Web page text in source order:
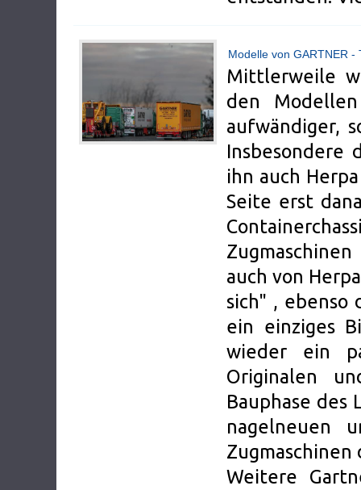
Modelle von GARTNER
Mittlerweile
den
aufwändiger,
Insbesondere
ihn auch
Seite erst
auch von
sich" , ebenso
ein einziges
wieder ein
Originalen
Bauphase des
nagelneuen
Zugmaschinen
Weitere